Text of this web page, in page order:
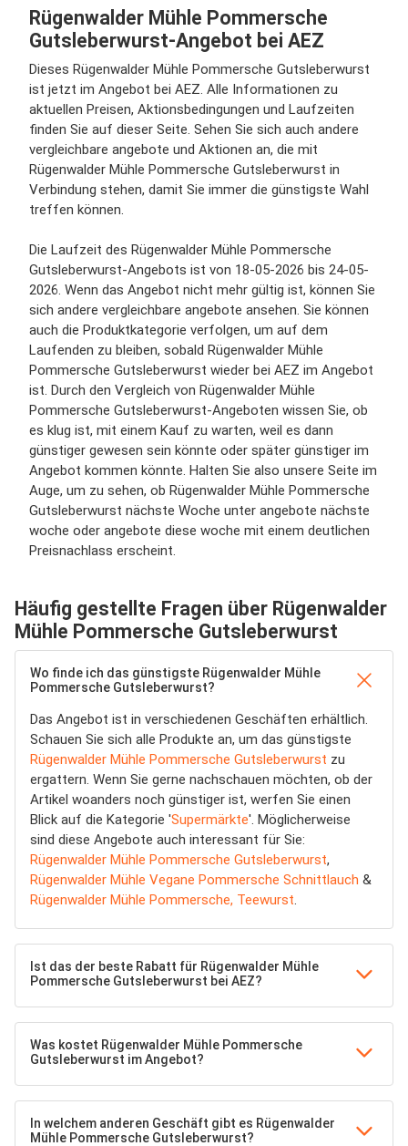
Rügenwalder Mühle Pommersche
Gutsleberwurst-Angebot bei AEZ
Dieses Rügenwalder Mühle Pommersche Gutsleberwurst
ist jetzt im Angebot bei AEZ. Alle Informationen zu
aktuellen Preisen, Aktionsbedingungen und Laufzeiten
finden Sie auf dieser Seite. Sehen Sie sich auch andere
vergleichbare angebote und Aktionen an, die mit
Rügenwalder Mühle Pommersche Gutsleberwurst in
Verbindung stehen, damit Sie immer die günstigste Wahl
treffen können.
Die Laufzeit des Rügenwalder Mühle Pommersche
Gutsleberwurst-Angebots ist von 18-05-2026 bis 24-05-
2026. Wenn das Angebot nicht mehr gültig ist, können Sie
sich andere vergleichbare angebote ansehen. Sie können
auch die Produktkategorie verfolgen, um auf dem
Laufenden zu bleiben, sobald Rügenwalder Mühle
Pommersche Gutsleberwurst wieder bei AEZ im Angebot
ist. Durch den Vergleich von Rügenwalder Mühle
Pommersche Gutsleberwurst-Angeboten wissen Sie, ob
es klug ist, mit einem Kauf zu warten, weil es dann
günstiger gewesen sein könnte oder später günstiger im
Angebot kommen könnte. Halten Sie also unsere Seite im
Auge, um zu sehen, ob Rügenwalder Mühle Pommersche
Gutsleberwurst nächste Woche unter angebote nächste
woche oder angebote diese woche mit einem deutlichen
Preisnachlass erscheint.
Häufig gestellte Fragen über Rügenwalder
Mühle Pommersche Gutsleberwurst
Wo finde ich das günstigste Rügenwalder Mühle
Pommersche Gutsleberwurst?
Das Angebot ist in verschiedenen Geschäften erhältlich.
Schauen Sie sich alle Produkte an, um das günstigste
Rügenwalder Mühle Pommersche Gutsleberwurst zu
ergattern. Wenn Sie gerne nachschauen möchten, ob der
Artikel woanders noch günstiger ist, werfen Sie einen
Blick auf die Kategorie 'Supermärkte'. Möglicherweise
sind diese Angebote auch interessant für Sie:
Rügenwalder Mühle Pommersche Gutsleberwurst,
Rügenwalder Mühle Vegane Pommersche Schnittlauch &
Rügenwalder Mühle Pommersche, Teewurst.
Ist das der beste Rabatt für Rügenwalder Mühle
Pommersche Gutsleberwurst bei AEZ?
Was kostet Rügenwalder Mühle Pommersche
Gutsleberwurst im Angebot?
In welchem anderen Geschäft gibt es Rügenwalder
Mühle Pommersche Gutsleberwurst?